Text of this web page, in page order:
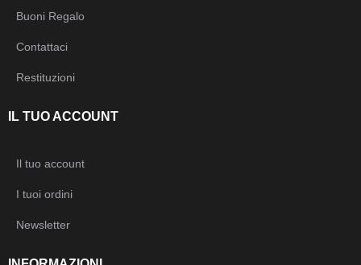
Buoni Regalo
Contattaci
Restituzioni
IL TUO ACCOUNT
Il tuo account
I tuoi ordini
Newsletter